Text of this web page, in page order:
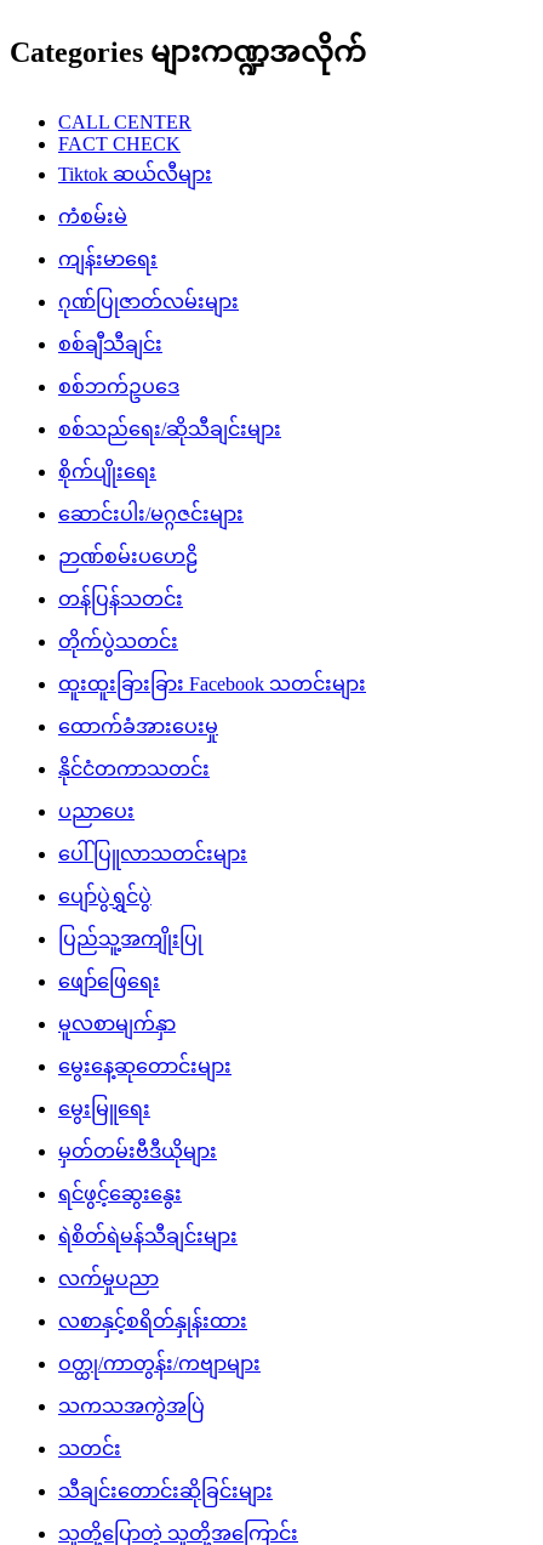
Categories များကဏ္ဍအလိုက်
CALL CENTER
FACT CHECK
Tiktok ဆယ်လီများ
ကံစမ်းမဲ
ကျန်းမာရေး
ဂုဏ်ပြုဇာတ်လမ်းများ
စစ်ချီသီချင်း
စစ်ဘက်ဥပဒေ
စစ်သည်ရေး/ဆိုသီချင်းများ
စိုက်ပျိုးရေး
ဆောင်းပါး/မဂ္ဂဇင်းများ
ဉာဏ်စမ်းပဟေဠိ
တန်ပြန်သတင်း
တိုက်ပွဲသတင်း
ထူးထူးခြားခြား Facebook သတင်းများ
ထောက်ခံအားပေးမှု
နိုင်ငံတကာသတင်း
ပညာပေး
ပေါ်ပြူလာသတင်းများ
ပျော်ပွဲရွှင်ပွဲ
ပြည်သူ့အကျိုးပြု
ဖျော်ဖြေရေး
မူလစာမျက်နှာ
မွေးနေ့ဆုတောင်းများ
မွေးမြူရေး
မှတ်တမ်းဗီဒီယိုများ
ရင်ဖွင့်ဆွေးနွေး
ရဲစိတ်ရဲမန်သီချင်းများ
လက်မှုပညာ
လစာနှင့်စရိတ်နှုန်းထား
ဝတ္ထု/ကာတွန်း/ကဗျာများ
သကသအကွဲအပြဲ
သတင်း
သီချင်းတောင်းဆိုခြင်းများ
သူတို့ပြောတဲ့ သူတို့အကြောင်း